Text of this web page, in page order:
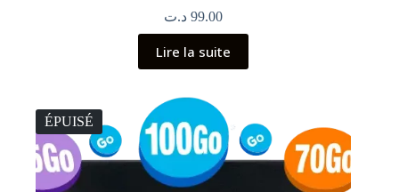
99.00 د.ت
Lire la suite
ÉPUISÉ